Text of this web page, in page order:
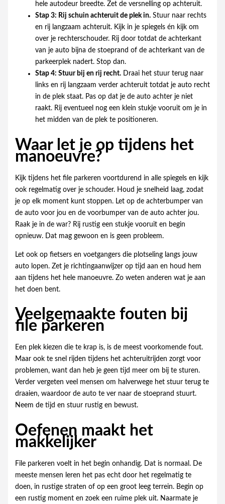
hele autodeur breedte. Zet de versnelling op achteruit.
Stap 3: Rij schuin achteruit de plek in.Stuur naar rechts
en rij langzaam achteruit. Kijk in je spiegels én kijk om
over je rechterschouder. Rij door totdat de achterkant
van je auto bijna de stoeprand of de achterkant van de
parkeerplek nadert. Stop dan.
Stap 4: Stuur bij en rij recht.Draai het stuur terug naar
links en rij langzaam verder achteruit totdat je auto recht
in de plek staat. Pas op dat je de auto achter je niet
raakt. Rij eventueel nog een klein stukje vooruit om je in
het midden van de plek te positioneren.
Waar let je op tijdens het
manoeuvre?
Kijk tijdens het file parkeren voortdurend in alle spiegels en kijk
ook regelmatig over je schouder. Houd je snelheid laag, zodat
je op elk moment kunt stoppen. Let op de achterbumper van
de auto voor jou en de voorbumper van de auto achter jou.
Raak je in de war? Rij rustig een stukje vooruit en begin
opnieuw. Dat mag gewoon en is geen probleem.
Let ook op fietsers en voetgangers die plotseling langs jouw
auto lopen. Zet je richtingaanwijzer op tijd aan en houd hem
aan tijdens het hele manoeuvre. Zo weten anderen wat je aan
het doen bent.
Veelgemaakte fouten bij
file parkeren
Een plek kiezen die te krap is, is de meest voorkomende fout.
Maar ook te snel rijden tijdens het achteruitrijden zorgt voor
problemen, want dan heb je geen tijd meer om bij te sturen.
Verder vergeten veel mensen om halverwege het stuur terug te
draaien, waardoor de auto te ver naar de stoeprand stuurt.
Neem de tijd en stuur rustig en bewust.
Oefenen maakt het
makkelijker
File parkeren voelt in het begin onhandig. Dat is normaal. De
meeste mensen leren het pas echt door het regelmatig te
doen, in rustige straten of op een groot leeg terrein. Begin op
een rustig moment en zoek een ruime plek uit. Naarmate je